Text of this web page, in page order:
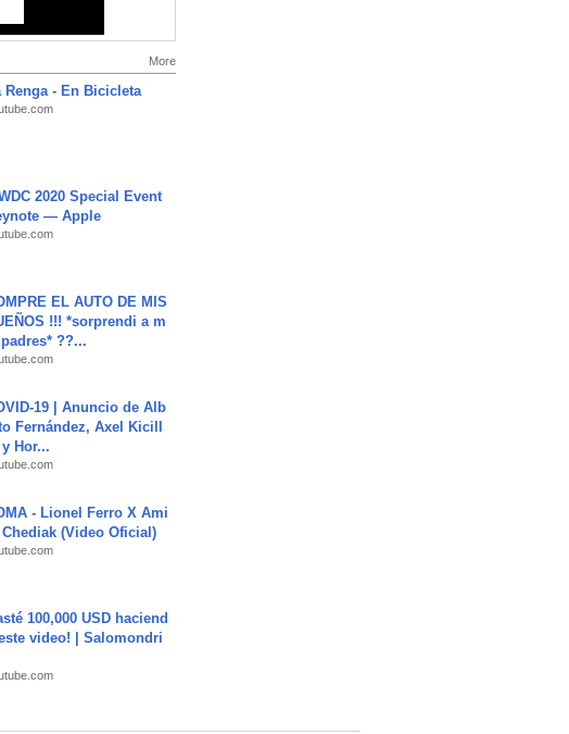
More
Renga - En Bicicleta
2020 Special Event
— Apple
EL AUTO DE MIS
!!! *sorprendi a m
??...
19 | Anuncio de Alb
Fernández, Axel Kicill
Hor...
- Lionel Ferro X Ami
(Video Oficial)
100,000 USD haciend
video! | Salomondri